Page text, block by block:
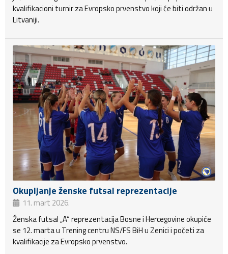
kvalifikacioni turnir za Evropsko prvenstvo koji će biti održan u
Litvaniji.
Okupljanje ženske futsal reprezentacije
11. mart 2026.
Ženska futsal „A“ reprezentacija Bosne i Hercegovine okupiće
se 12. marta u Trening centru NS/FS BiH u Zenici i početi za
kvalifikacije za Evropsko prvenstvo.